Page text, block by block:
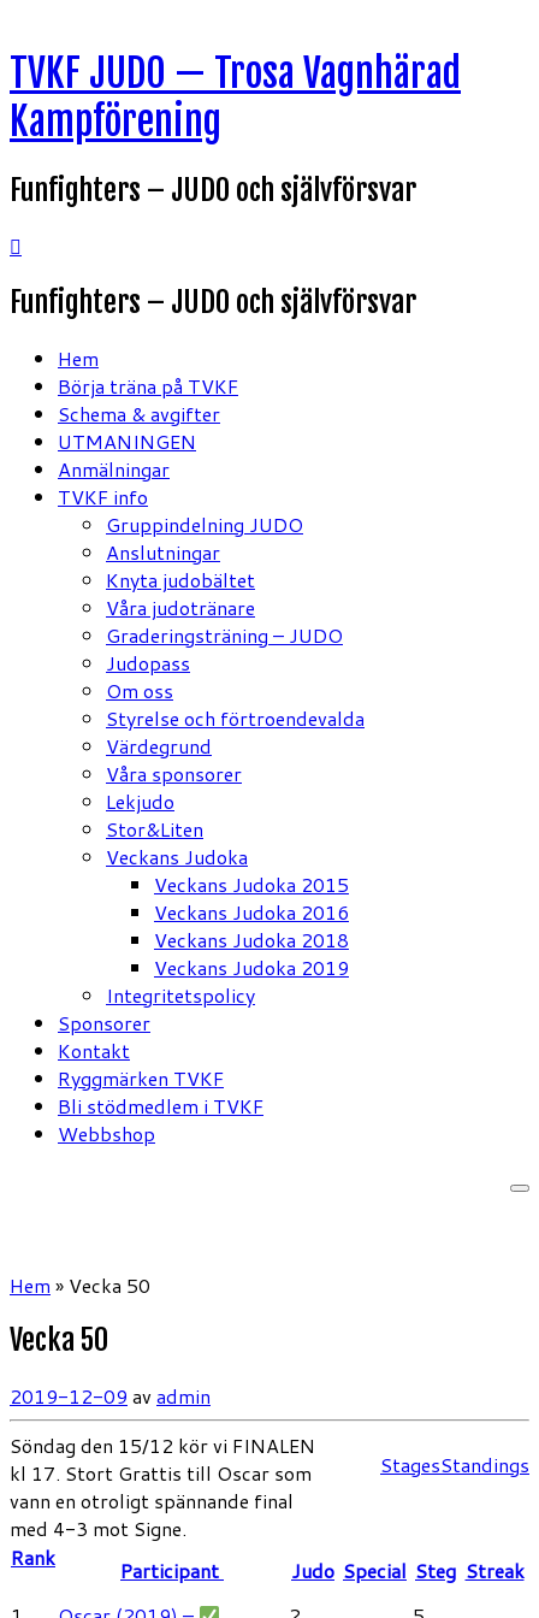
till
innehåll
TVKF JUDO — Trosa Vagnhärad
Kampförening
Funfighters – JUDO och självförsvar
Funfighters – JUDO och självförsvar
Hem
Börja träna på TVKF
Schema & avgifter
UTMANINGEN
Anmälningar
TVKF info
Gruppindelning JUDO
Anslutningar
Knyta judobältet
Våra judotränare
Graderingsträning – JUDO
Judopass
Om oss
Styrelse och förtroendevalda
Värdegrund
Våra sponsorer
Lekjudo
Stor&Liten
Veckans Judoka
Veckans Judoka 2015
Veckans Judoka 2016
Veckans Judoka 2018
Veckans Judoka 2019
Integritetspolicy
Sponsorer
Kontakt
Ryggmärken TVKF
Bli stödmedlem i TVKF
Webbshop
Hem » Vecka 50
Vecka 50
2019-12-09 av admin
StagesStandings
Söndag den 15/12 kör vi FINALEN
kl 17. Stort Grattis till Oscar som
vann en otroligt spännande final
med 4-3 mot Signe.
Rank
Participant Judo Special Steg Streak